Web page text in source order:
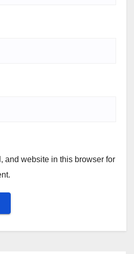
and website in this browser for